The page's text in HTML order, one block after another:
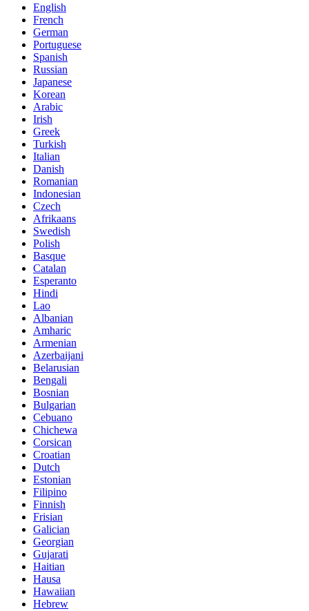
English
French
German
Portuguese
Spanish
Russian
Japanese
Korean
Arabic
Irish
Greek
Turkish
Italian
Danish
Romanian
Indonesian
Czech
Afrikaans
Swedish
Polish
Basque
Catalan
Esperanto
Hindi
Lao
Albanian
Amharic
Armenian
Azerbaijani
Belarusian
Bengali
Bosnian
Bulgarian
Cebuano
Chichewa
Corsican
Croatian
Dutch
Estonian
Filipino
Finnish
Frisian
Galician
Georgian
Gujarati
Haitian
Hausa
Hawaiian
Hebrew